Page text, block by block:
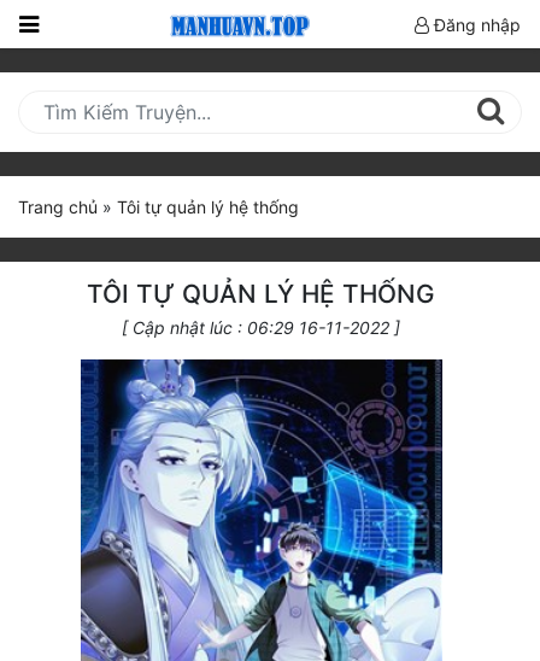
Nhật
(current)
BXH
Truyện HOT
Truyện Mới Ra
Hoàn Thành
Đăng nhập
Trang chủ » Tôi tự quản lý hệ thống
TÔI TỰ QUẢN LÝ HỆ THỐNG
[ Cập nhật lúc : 06:29 16-11-2022 ]